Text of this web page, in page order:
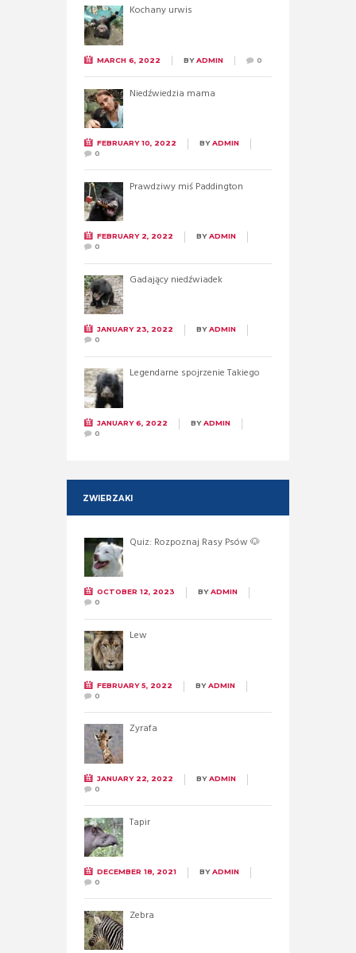
Kochany urwis
MARCH 6, 2022 BYADMIN 0
Niedźwiedzia mama
FEBRUARY 10, 2022 BYADMIN
0
Prawdziwy miś Paddington
FEBRUARY 2, 2022 BYADMIN
0
Gadający niedźwiadek
JANUARY 23, 2022 BYADMIN
0
Legendarne spojrzenie Takiego
JANUARY 6, 2022 BYADMIN
0
ZWIERZAKI
Quiz: Rozpoznaj Rasy Psów 🐶
OCTOBER 12, 2023 BYADMIN
0
Lew
FEBRUARY 5, 2022 BYADMIN
0
Żyrafa
JANUARY 22, 2022 BYADMIN
0
Tapir
DECEMBER 18, 2021 BYADMIN
0
Zebra